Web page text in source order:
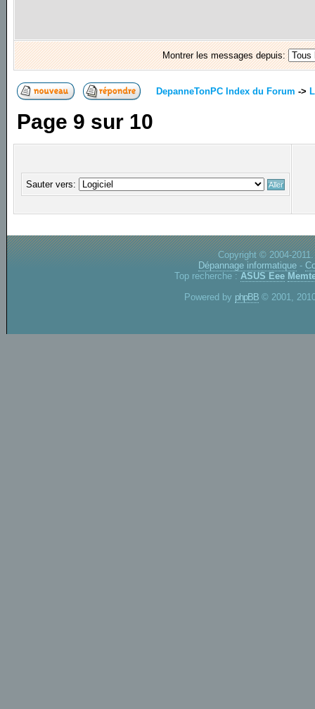
Montrer les messages depuis:
DepanneTonPC Index du Forum ->
Page 9 sur 10
Sauter vers:
Copyright © 2004-
Dépannage informatique -
Top recherche : ASUS Eee
Powered by phpBB © 2001,